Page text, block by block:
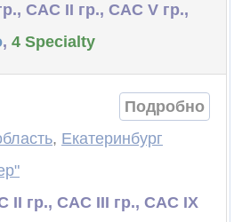
САС II гр., САС V гр.,
, 4 Specialty
Подробно
, Екатеринбург
II гр., САС III гр., САС IX